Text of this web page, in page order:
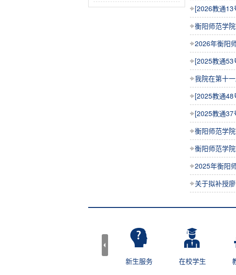
[2026教通13
衡阳师范学
2026年衡阳
[2025教通53
我院在第十
[2025教通48
[2025教通37
衡阳师范学
衡阳师范学
2025年衡阳
关于拟补授
新生服务 在校学生